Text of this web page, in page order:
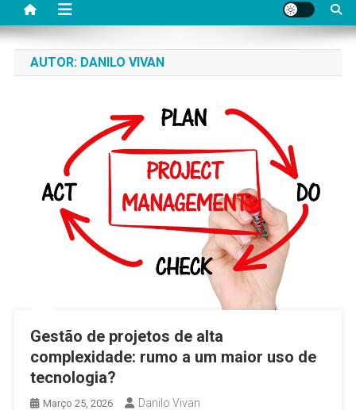
AUTOR: DANILO VIVAN
Gestão de projetos de alta
complexidade: rumo a um maior uso de
tecnologia?
Março 25, 2026 Danilo Vivan